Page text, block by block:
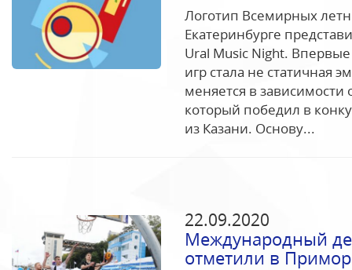
Логотип Всемирных
Екатеринбурге
Ural Music Night.
игр стала не статичная
меняется в зависимости
который победил в
из Казани. Основу...
22.09.2020
Международный
отметили в